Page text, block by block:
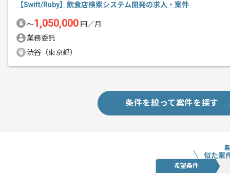
toCサービスに携わりたい、キャリアア
といった方におすすめの案件でございま
【Swift/Ruby】飲食店検索システム開発の求人・案件
〜1,050,000 円／月
業務委託
渋谷（東京都）
条件を絞って案件を探す
似た案
希望条件